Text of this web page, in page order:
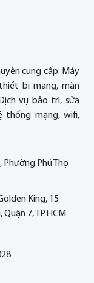
cung cấp: Máy
bị mạng, màn
vụ bảo trì, sửa
thống mạng, wifi,
Phường Phú Thọ
King, 15
7, TP.HCM